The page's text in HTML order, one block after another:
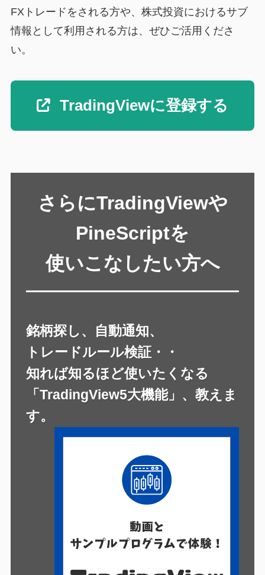
FXトレードをされる方や、株式投資におけるサブ
情報として利用される方は、ぜひご活用くださ
い。
TradingViewに登録する
さらにTradingViewや
PineScriptを
使いこなしたい方へ
銘柄探し、自動通知、
トレードルール検証・・
知れば知るほど使いたくなる
「TradingView5大機能」、教えま
す。